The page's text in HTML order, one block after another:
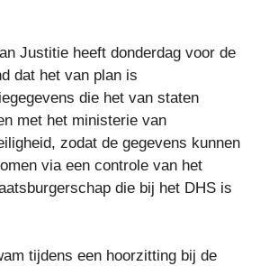
Justitie heeft donderdag voor de
dat het van plan is
die het van staten
met het ministerie van
zodat de gegevens kunnen
via een controle van het
die bij het DHS is
tijdens een hoorzitting bij de